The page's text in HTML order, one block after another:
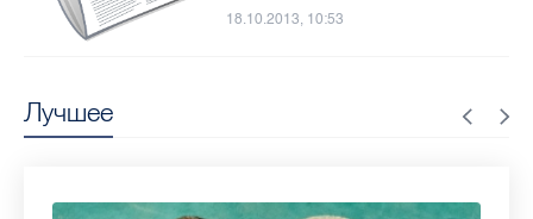
Лучшее
18.10.2013, 10:53